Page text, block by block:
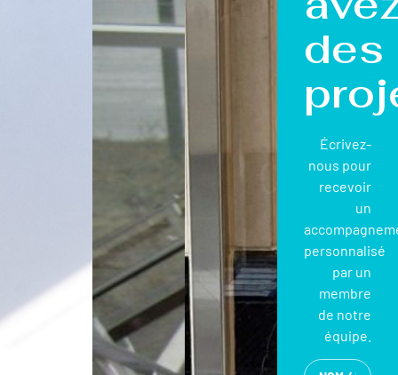
des
Écrivez-
nous pour
recevoir
un
personnalisé
par un
membre
de notre
équipe.